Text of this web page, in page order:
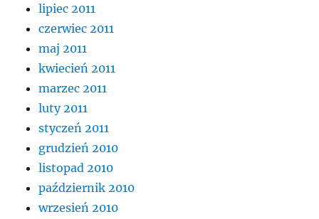
lipiec 2011
czerwiec 2011
maj 2011
kwiecień 2011
marzec 2011
luty 2011
styczeń 2011
grudzień 2010
listopad 2010
październik 2010
wrzesień 2010